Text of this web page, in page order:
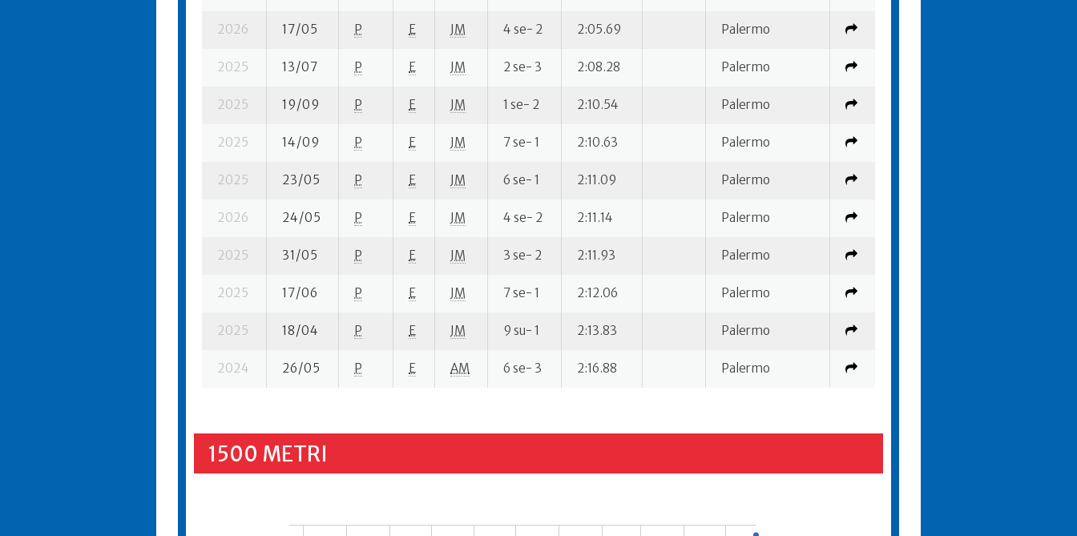
2026 17/05 P E JM 4 se- 2 2:05.69 Palermo
2025 13/07 P E JM 2 se- 3 2:08.28 Palermo
2025 19/09 P E JM 1 se- 2 2:10.54 Palermo
2025 14/09 P E JM 7 se- 1 2:10.63 Palermo
2025 23/05 P E JM 6 se- 1 2:11.09 Palermo
2026 24/05 P E JM 4 se- 2 2:11.14 Palermo
2025 31/05 P E JM 3 se- 2 2:11.93 Palermo
2025 17/06 P E JM 7 se- 1 2:12.06 Palermo
2025 18/04 P E JM 9 su- 1 2:13.83 Palermo
2024 26/05 P E AM 6 se- 3 2:16.88 Palermo
1500 METRI